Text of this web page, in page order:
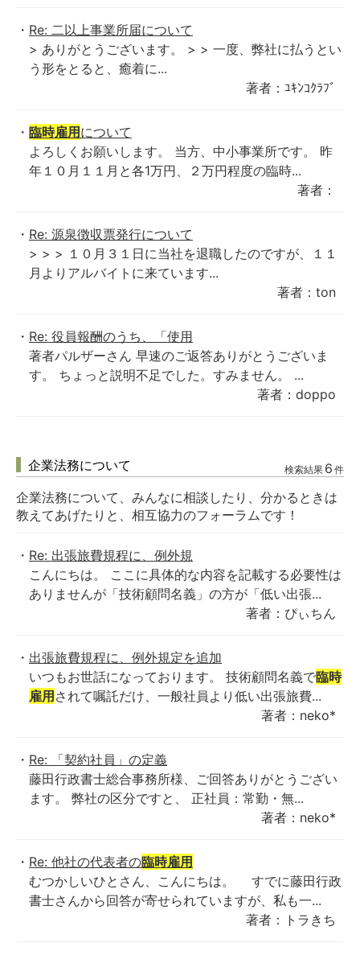
Re: 二以上事業所届について
> ありがとうございます。 > > 一度、弊社に払うとい
う形をとると、癒着に...
著者：ﾕｷﾝｺｸﾗﾌﾞ
臨時雇用 について
よろしくお願いします。 当方、中小事業所です。 昨
年１０月１１月と各1万円、２万円程度の臨時...
著者：
Re: 源泉徴収票発行について
> > > １０月３１日に当社を退職したのですが、１１
月よりアルバイトに来ています...
著者：ton
Re: 役員報酬のうち、「使用
著者パルザーさん 早速のご返答ありがとうございま
す。 ちょっと説明不足でした。すみません。 ...
著者：doppo
企業法務について 検索結果 6 件
企業法務について、みんなに相談したり、分かるときは
教えてあげたりと、相互協力のフォーラムです！
Re: 出張旅費規程に、例外規
こんにちは。 ここに具体的な内容を記載する必要性は
ありませんが「技術顧問名義」の方が「低い出張...
著者：ぴぃちん
出張旅費規程に、例外規定を追加
いつもお世話になっております。 技術顧問名義で臨時
雇用 されて嘱託だけ、一般社員より低い出張旅費...
著者：neko*
Re: 「契約社員」の定義
藤田行政書士総合事務所様、ご回答ありがとうござい
ます。 弊社の区分ですと、 正社員：常勤・無...
著者：neko*
Re: 他社の代表者の臨時雇用
むつかしいひとさん、こんにちは。 すでに藤田行政
書士さんから回答が寄せられていますが、私も一...
著者：トラきち